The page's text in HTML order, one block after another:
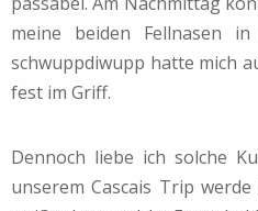
meine beiden Fellnasen
schwuppdiwupp hatte mich
fest im Griff.
Dennoch liebe ich solche
unserem Cascais Trip